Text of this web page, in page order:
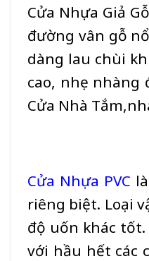
Cửa Nhựa Giả
đường vân gỗ
dàng lau chùi
cao, nhẹ nhàng
Cửa Nhà
Cửa Nhựa PVC
riêng biệt. Loại
độ uốn khác
với hầu hết các